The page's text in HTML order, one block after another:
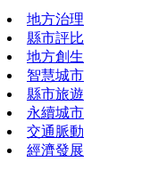
地方治理
縣市評比
地方創生
智慧城市
縣市旅遊
永續城市
交通脈動
經濟發展